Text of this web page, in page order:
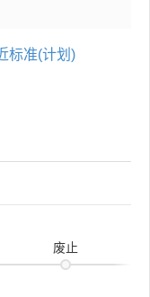
标准(计划)
废止